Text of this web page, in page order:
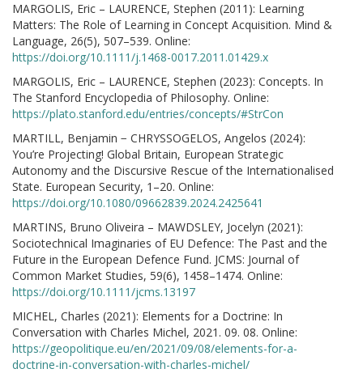
MARGOLIS, Eric – LAURENCE, Stephen (2011): Learning
Matters: The Role of Learning in Concept Acquisition. Mind &
Language, 26(5), 507–539. Online:
https://doi.org/10.1111/j.1468-0017.2011.01429.x
MARGOLIS, Eric – LAURENCE, Stephen (2023): Concepts. In
The Stanford Encyclopedia of Philosophy. Online:
https://plato.stanford.edu/entries/concepts/#StrCon
MARTILL, Benjamin − CHRYSSOGELOS, Angelos (2024):
You’re Projecting! Global Britain, European Strategic
Autonomy and the Discursive Rescue of the Internationalised
State. European Security, 1–20. Online:
https://doi.org/10.1080/09662839.2024.2425641
MARTINS, Bruno Oliveira – MAWDSLEY, Jocelyn (2021):
Sociotechnical Imaginaries of EU Defence: The Past and the
Future in the European Defence Fund. JCMS: Journal of
Common Market Studies, 59(6), 1458–1474. Online:
https://doi.org/10.1111/jcms.13197
MICHEL, Charles (2021): Elements for a Doctrine: In
Conversation with Charles Michel, 2021. 09. 08. Online:
https://geopolitique.eu/en/2021/09/08/elements-for-a-
doctrine-in-conversation-with-charles-michel/